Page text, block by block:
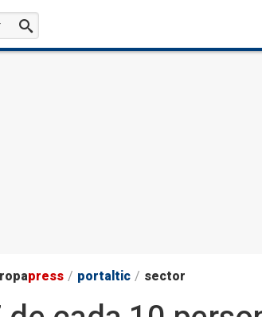
press / portaltic / sector